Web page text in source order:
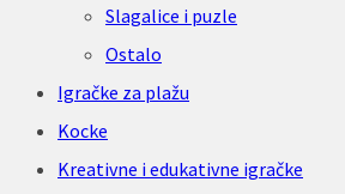
Slagalice i puzle
Ostalo
Igračke za plažu
Kocke
Kreativne i edukativne igračke